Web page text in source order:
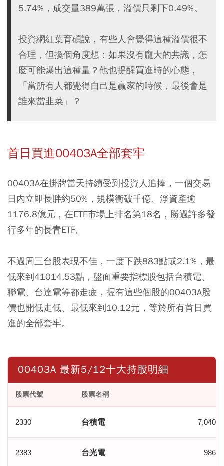
5.74%，成交量389萬張，溢價只剩下0.49%。
投資網紅葉育碩說，有些人會覺得這種溢價很不
合理，但換個角度想：如果沒有龐大的共識，怎
麼可能爆出這種量？他也提醒買進時的心態，
「當所有人都覺得自己是贏家的時候，最後會是
誰來當韭菜」？
首日買進00403A全部套牢
00403A在掛牌當天持續受到投資人追捧，一個交易
日內立即長胖約50%，規模衝破千億、淨資產逾
1176.8億元，在ETF市場上排名第18名，勝過許多發
行多年的長青ETF。
不過周三台股表現不佳，一度下跌883點或2.1%，最
低來到41014.53點，盤面重要指標股包括台積電、
聯電、台達電等都走疲，握有這些個股的00403A股
價也開低走低、最低來到10.12元，等於所有首日買
進的全部套牢。
00403A 最新5/12十大持股明細
股票代號 股票名稱
2330 台積電
2383 台光電